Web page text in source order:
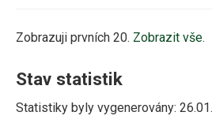
Zobrazuji prvních 20. Zobrazit vše.
Stav statistik
Statistiky byly vygenerovány: